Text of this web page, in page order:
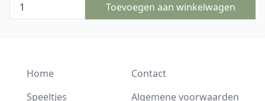
Toevoegen aan winkelwagen
Home
Speeltjes
Contact
Algemene voorwaarden